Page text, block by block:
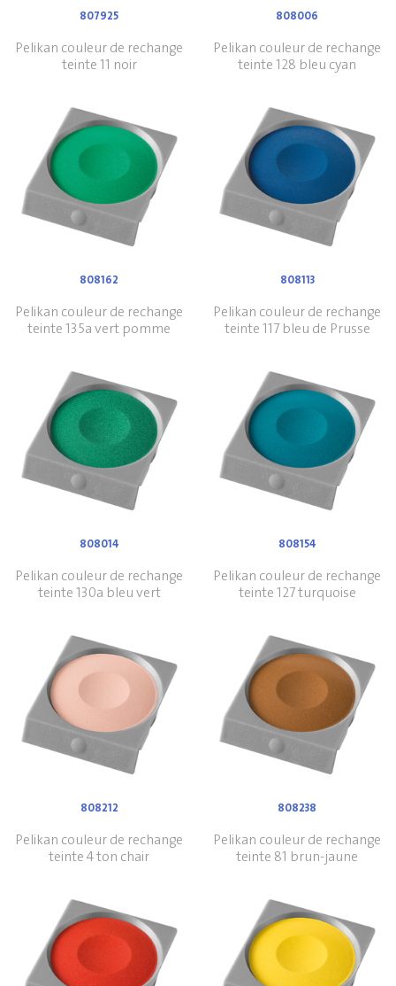
807925
Pelikan couleur de rechange
teinte 11 noir
808006
Pelikan couleur de rechange
teinte 128 bleu cyan
808162
Pelikan couleur de rechange
teinte 135a vert pomme
808113
Pelikan couleur de rechange
teinte 117 bleu de Prusse
808014
Pelikan couleur de rechange
teinte 130a bleu vert
808154
Pelikan couleur de rechange
teinte 127 turquoise
808212
Pelikan couleur de rechange
teinte 4 ton chair
808238
Pelikan couleur de rechange
teinte 81 brun-jaune